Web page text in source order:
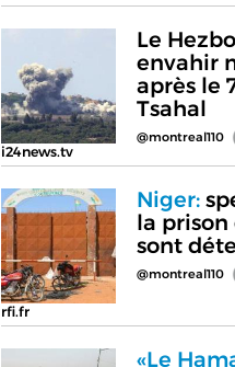
i24news.tv
Le
envahir
après le
Tsahal
@montreal110
rfi.fr
Niger:
la
sont
@montreal110
«Le